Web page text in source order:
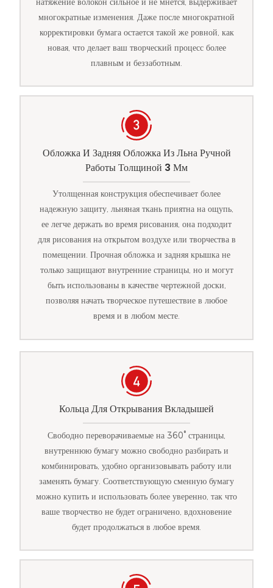
многократные изменения. Даже после многократной
корректировки бумага остается такой же ровной, как
новая, что делает ваш творческий процесс более
плавным и беззаботным.
Обложка И Задняя Обложка Из Льна Ручной
Работы Толщиной 3 Мм
Утолщенная конструкция обеспечивает более
надежную защиту, льняная ткань приятна на ощупь,
ее легче держать во время рисования, она подходит
для рисования на открытом воздухе или творчества в
помещении. Прочная обложка и задняя крышка не
только защищают внутренние страницы, но и могут
быть использованы в качестве чертежной доски,
позволяя начать творческое путешествие в любое
время и в любом месте.
Кольца Для Открывания Вкладышей
Свободно переворачиваемые на 360° страницы,
внутреннюю бумагу можно свободно разбирать и
комбинировать, удобно организовывать работу или
заменять бумагу. Соответствующую сменную бумагу
можно купить и использовать более уверенно, так что
ваше творчество не будет ограничено, вдохновение
будет продолжаться в любое время.